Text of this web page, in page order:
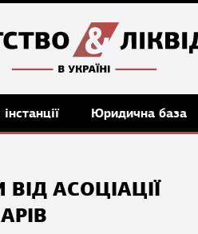
Юридична база
АСОЦІАЦІЇ